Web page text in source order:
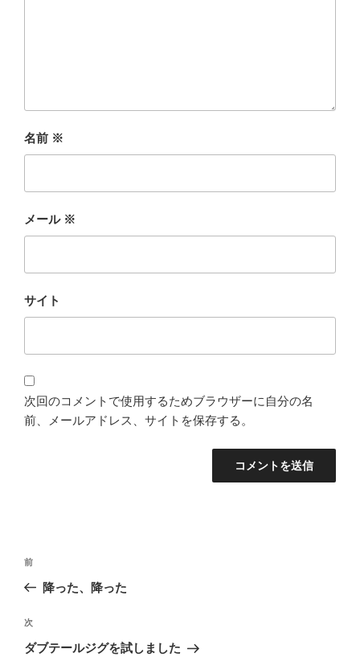
名前 ※
メール ※
サイト
次回のコメントで使用するためブラウザーに自分の名
前、メールアドレス、サイトを保存する。
投
ビ
ゲ
過
去
投
稿
前
降った、降った
次
の
次
ダブテールジグを試しました